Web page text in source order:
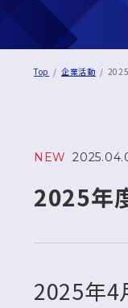
Top 企業活動
NEW
2025年
2025年4